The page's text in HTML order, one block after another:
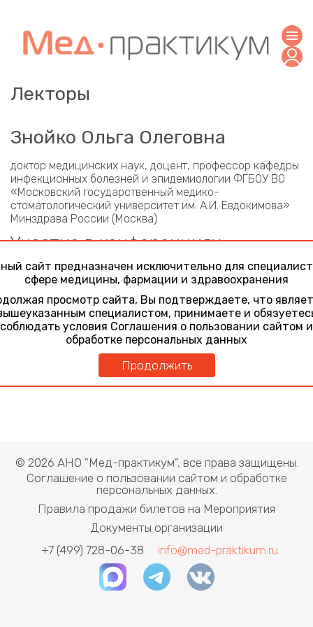
Лекторы
Знойко Ольга Олеговна
доктор медицинских наук, доцент, профессор кафедры
инфекционных болезней и эпидемиологии ФГБОУ ВО
«Московский государственный медико-
стоматологический университет им. А.И. Евдокимова»
Минздрава России (Москва)
Участие в конференциях
Социально значимые заболевания. Вызовы XXI века.
Второй день
15 сентября 2020
Опыт применения Вемлиди у беременной с
хроническим гепатитом В и серореверсией HBeAg.
Доклад при поддержке Gilead. Не входит в программу
© 2026 АНО "Мед-практикум", все права защищены.
Соглашение о пользовании сайтом и обработке
персональных данных.
Правила продажи билетов на Мероприятия
Документы организации
+7 (499) 728-06-38
info@med-praktikum.ru
сайт предназначен исключительно для
сфере медицины, фармации и здравоохранения
просмотр сайта, Вы подтверждаете, что
специалистом, принимаете и
соблюдать условия Соглашения о пользовании сайтом и
обработке персональных данных
Продолжить